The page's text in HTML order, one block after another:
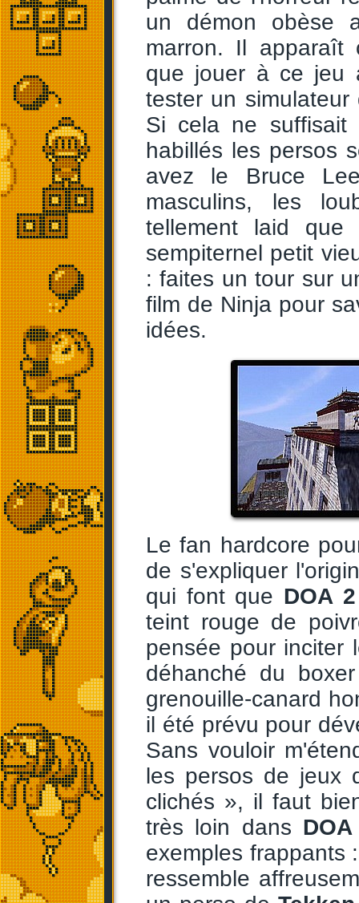
un démon obèse
marron. Il apparaît
que jouer à ce jeu
tester un
Si cela ne suffisait
habillés les persos
avez le Bruce
masculins, les
tellement laid
sempiternel petit
: faites un tour sur
film de Ninja pour
idées.
Le fan hardcore
de s'expliquer
qui font que DOA 2
teint rouge de
pensée pour inciter
déhanché du
grenouille-canard
il été prévu pour
Sans vouloir
les persos de jeux
clichés », il faut
très loin dans
exemples frappants
ressemble